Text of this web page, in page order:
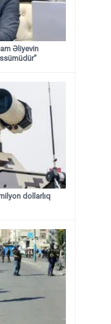
Əliyevin
dollarlıq